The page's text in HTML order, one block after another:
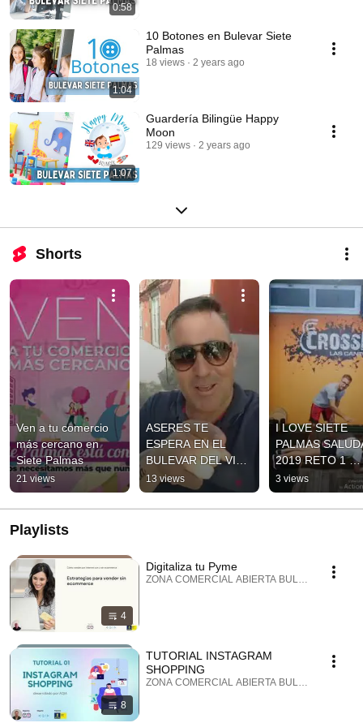
0:58
1:04
10 Botones en Bulevar Siete
Palmas
18 views 2 years ago
1:07
Guardería Bilingüe Happy
Moon
129 views 2 years ago
Shorts
Ven a tu comercio
más cercano en
Siete Palmas
21 views
ASERES TE
ESPERA EN EL
BULEVAR DEL VINO
Y NOCHE DE
FINAOS 2019
13 views
I LOVE SIETE
PALMAS
2019 RETO 1
PLANCHA
3 views
Playlists
4
Digitaliza tu Pyme
ZONA COMERCIAL ABIERTA BULEVAR SIETE
8
TUTORIAL INSTAGRAM
SHOPPING
ZONA COMERCIAL ABIERTA BULEVAR SIETE